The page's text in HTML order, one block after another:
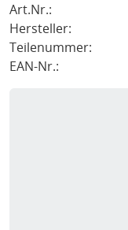
Art.Nr.:
Hersteller:
Teilenummer:
EAN-Nr.: